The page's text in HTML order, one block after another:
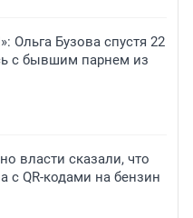
Ольга Бузова спустя 22
с бывшим парнем из
власти сказали, что
с QR-кодами на бензин